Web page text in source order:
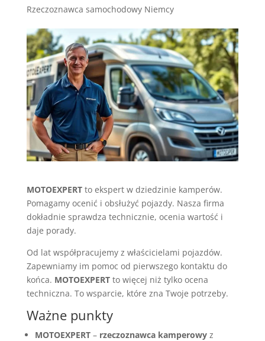
Rzeczoznawca samochodowy Niemcy
MOTOEXPERTto ekspert w dziedzinie kamperów.
Pomagamy ocenić i obsłużyć pojazdy. Nasza firma
dokładnie sprawdza technicznie, ocenia wartość i
daje porady.
Od lat współpracujemy z właścicielami pojazdów.
Zapewniamy im pomoc od pierwszego kontaktu do
końca. MOTOEXPERTto więcej niż tylko ocena
techniczna. To wsparcie, które zna Twoje potrzeby.
Ważne punkty
MOTOEXPERT– rzeczoznawca kamperowyz